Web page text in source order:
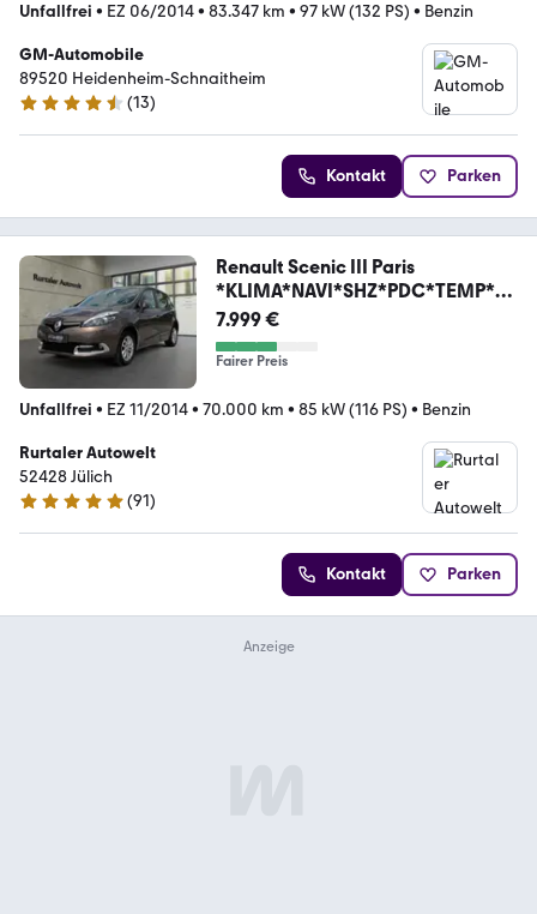
Unfallfrei • EZ 06/2014• 83.347 km • 97 kW (132 PS) • Benzin
GM-Automobile
89520 Heidenheim-Schnaitheim
4.7 Sterne
(13)
Kontakt Parken
Renault Scenic III Paris
*KLIMA*NAVI*SHZ*PDC*TEMP*BL
UET*
7.999 €
Fairer Preis
Unfallfrei • EZ 11/2014• 70.000 km • 85 kW (116 PS) • Benzin
Rurtaler Autowelt
52428 Jülich
4.9 Sterne
(91)
Kontakt Parken